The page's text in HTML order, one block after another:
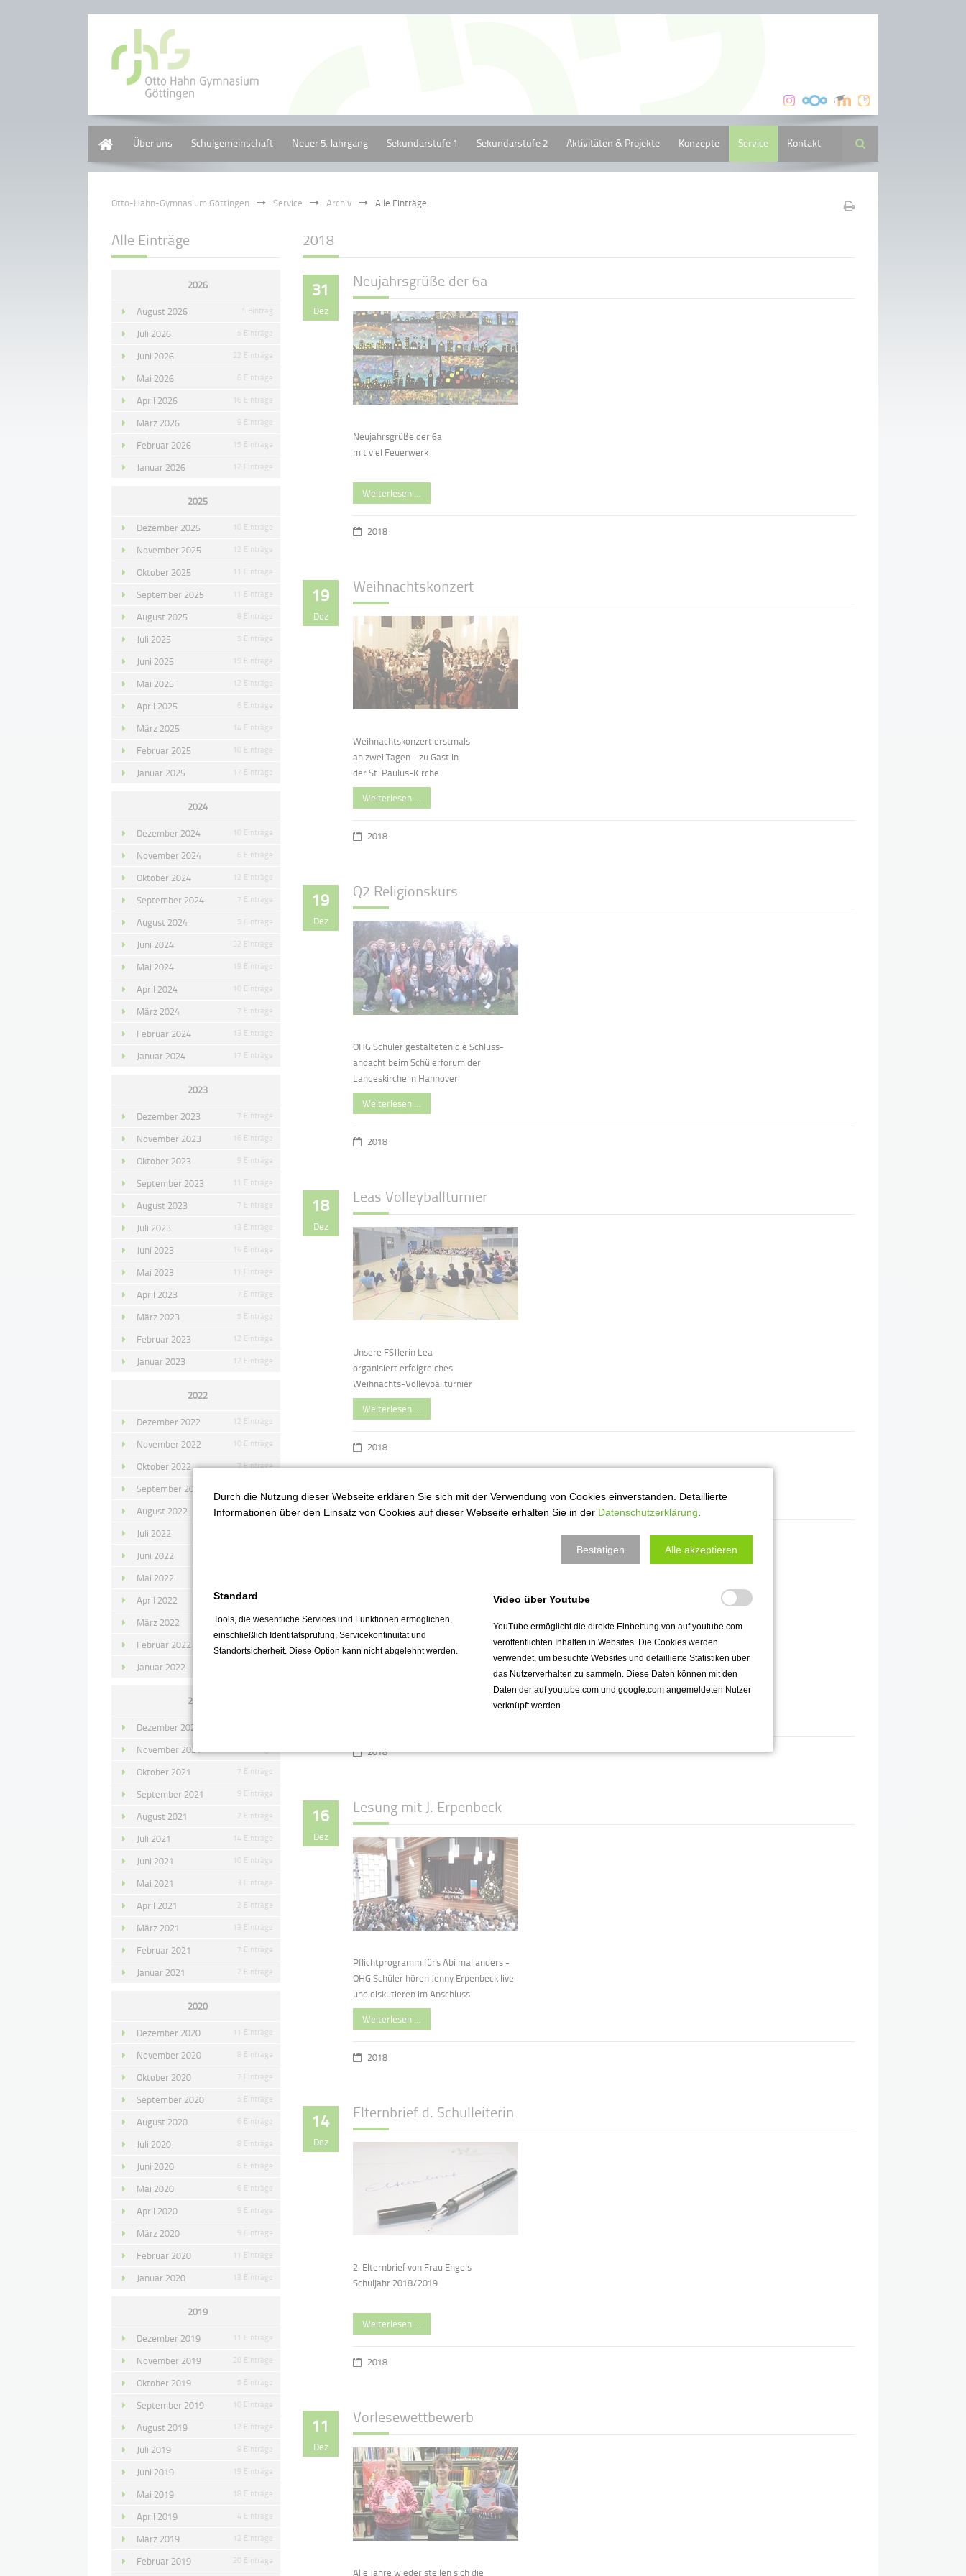
Über uns Schulgemeinschaft Neuer 5. Jahrgang Sekundarstufe 1 Sekundarstufe 2 Aktivitäten & Projekte Konzepte Service Kontakt Suche
Otto-Hahn-Gymnasium Göttingen Service Archiv Alle Einträge
2018
31
Dez
Neujahrsgrüße der 6a
Neujahrsgrüße der 6a
mit viel Feuerwerk
Weiterlesen …
2018
19
Dez
Weihnachtskonzert
Weihnachtskonzert erstmals
an zwei Tagen - zu Gast in
der St. Paulus-Kirche
Weiterlesen …
2018
19
Dez
Q2 Religionskurs
OHG Schüler gestalteten die Schluss-
andacht beim Schülerforum der
Landeskirche in Hannover
Weiterlesen …
2018
18
Dez
Leas Volleyballturnier
Unsere FSJ'lerin Lea
organisiert erfolgreiches
Weihnachts-Volleyballturnier
Weiterlesen …
2018
17 Weihnachtsbasar 2018
Aktionen für klein & groß, viele
2018
16
Dez
Lesung mit J. Erpenbeck
Pflichtprogramm für's Abi mal anders -
OHG Schüler hören Jenny Erpenbeck live
und diskutieren im Anschluss
Weiterlesen …
2018
14
Dez
Elternbrief d. Schulleiterin
2. Elternbrief von Frau Engels
Schuljahr 2018/2019
Weiterlesen …
2018
11
Dez
Vorlesewettbewerb
Alle Jahre wieder stellen sich die
Alle Einträge
2026
August 2026 1 Eintrag
Juli 2026 5 Einträge
Juni 2026 22 Einträge
Mai 2026 6 Einträge
April 2026 16 Einträge
März 2026 9 Einträge
Februar 2026 15 Einträge
Januar 2026 12 Einträge
2025
Dezember 2025 10 Einträge
November 2025 12 Einträge
Oktober 2025 11 Einträge
September 2025 11 Einträge
August 2025 8 Einträge
Juli 2025 5 Einträge
Juni 2025 19 Einträge
Mai 2025 12 Einträge
April 2025 6 Einträge
März 2025 14 Einträge
Februar 2025 10 Einträge
Januar 2025 17 Einträge
2024
Dezember 2024 10 Einträge
November 2024 6 Einträge
Oktober 2024 12 Einträge
September 2024 7 Einträge
August 2024 5 Einträge
Juni 2024 32 Einträge
Mai 2024 19 Einträge
April 2024 10 Einträge
März 2024 7 Einträge
Februar 2024 13 Einträge
Januar 2024 17 Einträge
2023
Dezember 2023 7 Einträge
November 2023 16 Einträge
Oktober 2023 9 Einträge
September 2023 11 Einträge
August 2023 7 Einträge
Juli 2023 13 Einträge
Juni 2023 14 Einträge
Mai 2023 11 Einträge
April 2023 7 Einträge
März 2023 5 Einträge
Februar 2023 12 Einträge
Januar 2023 12 Einträge
2022
Dezember 2022 12 Einträge
November 2022 10 Einträge
Oktober 2022 7 Einträge
September 2022
August 2022 4 Einträge
Juli 2022
Juni 2022
Mai 2022
April 2022 8 Einträge
März 2022 15 Einträge
Februar 2022
Januar 2022
2021
Dezember 2021
November 2021
Oktober 2021 7 Einträge
September 2021 9 Einträge
August 2021 2 Einträge
Juli 2021 14 Einträge
Juni 2021 10 Einträge
Mai 2021 3 Einträge
April 2021 2 Einträge
März 2021 13 Einträge
Februar 2021 7 Einträge
Januar 2021 2 Einträge
2020
Dezember 2020 11 Einträge
November 2020 8 Einträge
Oktober 2020 7 Einträge
September 2020 5 Einträge
August 2020 6 Einträge
Juli 2020 8 Einträge
Juni 2020 6 Einträge
Mai 2020 6 Einträge
April 2020 9 Einträge
März 2020 9 Einträge
Februar 2020 11 Einträge
Januar 2020 13 Einträge
2019
Dezember 2019 11 Einträge
November 2019 20 Einträge
Oktober 2019 5 Einträge
September 2019 10 Einträge
August 2019 12 Einträge
Juli 2019 8 Einträge
Juni 2019 19 Einträge
Mai 2019 18 Einträge
April 2019 4 Einträge
März 2019 12 Einträge
Februar 2019 20 Einträge
Durch die Nutzung dieser Webseite erklären Sie sich mit der Verwendung von Cookies einverstanden. Detaillierte
Informationen über den Einsatz von Cookies auf dieser Webseite erhalten Sie in der Datenschutzerklärung
Bestätigen Alle akzeptieren
Standard
Tools, die wesentliche Services und Funktionen ermöglichen,
einschließlich Identitätsprüfung, Servicekontinuität und
Standortsicherheit. Diese Option kann nicht abgelehnt werden.
Video über Youtube
YouTube ermöglicht die direkte Einbettung von auf youtube.com
veröffentlichten Inhalten in Websites. Die Cookies werden
verwendet, um besuchte Websites und detaillierte Statistiken über
das Nutzerverhalten zu sammeln. Diese Daten können mit den
Daten der auf youtube.com und google.com angemeldeten Nutzer
verknüpft werden.